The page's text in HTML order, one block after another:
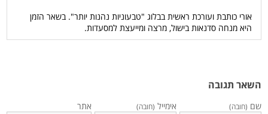
אורי כותבת ועורכת ראשית בבלוג "טבעוניות נהנות יותר". בשאר הזמן
היא מנחה סדנאות בישול, מרצה ומייעצת למסעדות.
השאר תגובה
שם (חובה) אימייל (חובה) אתר